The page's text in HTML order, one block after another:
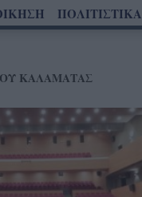
ΠΟΛΙΤΙΣΤΙΚΑ
ΚΑΛΑΜΑΤΑΣ